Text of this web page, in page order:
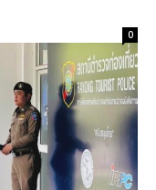
0